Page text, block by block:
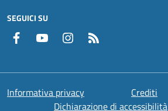
SEGUICI SU
Facebook YouTube Instagram
Informativa privacy
Crediti
Dichiarazione di accessibilità